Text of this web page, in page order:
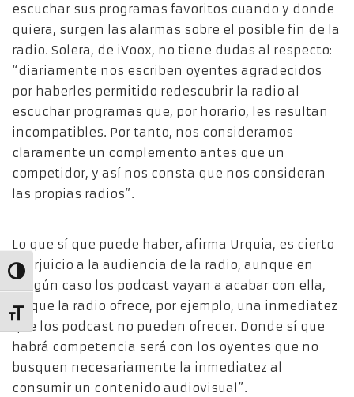
Alternar alto contraste
Alternar tamaño de letra
escuchar sus programas favoritos cuando y donde
quiera, surgen las alarmas sobre el posible fin de la
radio. Solera, de iVoox, no tiene dudas al respecto:
“diariamente nos escriben oyentes agradecidos
por haberles permitido redescubrir la radio al
escuchar programas que, por horario, les resultan
incompatibles. Por tanto, nos consideramos
claramente un complemento antes que un
competidor, y así nos consta que nos consideran
las propias radios”.
Lo que sí que puede haber, afirma Urquia, es cierto
“perjuicio a la audiencia de la radio, aunque en
ningún caso los podcast vayan a acabar con ella,
ya que la radio ofrece, por ejemplo, una inmediatez
que los podcast no pueden ofrecer. Donde sí que
habrá competencia será con los oyentes que no
busquen necesariamente la inmediatez al
consumir un contenido audiovisual”.